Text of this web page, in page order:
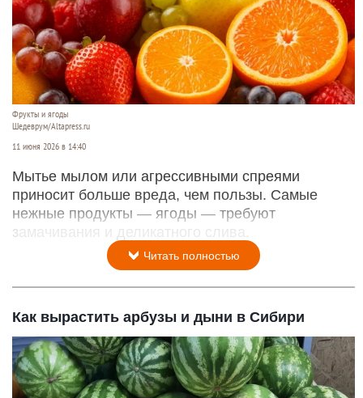
Фрукты и ягоды
Шедеврум/Altapress.ru
11 июня 2026 в 14:40
Мытье мылом или агрессивными спреями
приносит больше вреда, чем пользы. Самые
нежные продукты — ягоды — требуют
замачивания и деликатного слива.
Читать полностью
Как вырастить арбузы и дыни в Сибири